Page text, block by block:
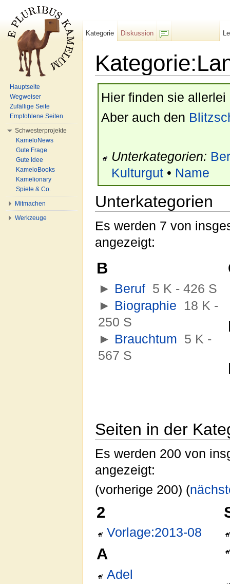
Hier finden sie
Aber auch den
Unterkategorien:
Kulturgut • Name
Unterkategorien
Es werden 7 von
angezeigt:
B
► Beruf 5 K - 426 S
► Biographie
18 K -
250 S
► Brauchtum 5 K -
567 S
Seiten in der
Es werden 200 von
angezeigt:
(vorherige 200) (
2
Vorlage:2013-08
A
Adel
Kategorie
Diskussion
Hauptseite
Wegweiser
Zufällige Seite
Empfohlene Seiten
Schwesterprojekte
KameloNews
Gute Frage
Gute Idee
KameloBooks
Kamelionary
Spiele & Co.
Mitmachen
Werkzeuge